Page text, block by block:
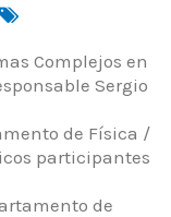
Complejos en
Sergio
de Física /
participantes
de